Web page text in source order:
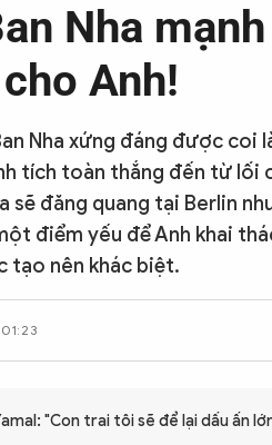
Nha
Anh!
Nha xứng đáng được coi
tích toàn thắng đến từ lối
sẽ đăng quang tại Berlin
điểm yếu để Anh khai
tạo nên khác biệt.
"Con trai tôi sẽ để lại dấu ấn